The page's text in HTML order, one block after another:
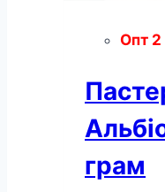
Опт 2
грам